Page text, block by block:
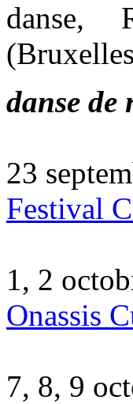
danse,
danse de
23
Festival
1, 2
Onassis
7, 8, 9